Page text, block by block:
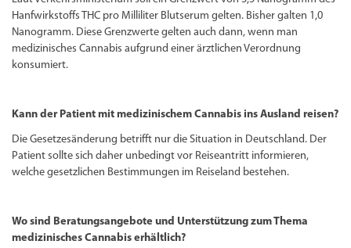
Hanfwirkstoffs THC pro Milliliter Blutserum gelten. Bisher galten 1,0
Nanogramm. Diese Grenzwerte gelten auch dann, wenn man
medizinisches Cannabis aufgrund einer ärztlichen Verordnung
konsumiert.
Kann der Patient mit medizinischem Cannabis ins Ausland reisen?
Die Gesetzesänderung betrifft nur die Situation in Deutschland. Der
Patient sollte sich daher unbedingt vor Reiseantritt informieren,
welche gesetzlichen Bestimmungen im Reiseland bestehen.
Wo sind Beratungsangebote und Unterstützung zum Thema
medizinisches Cannabis erhältlich?